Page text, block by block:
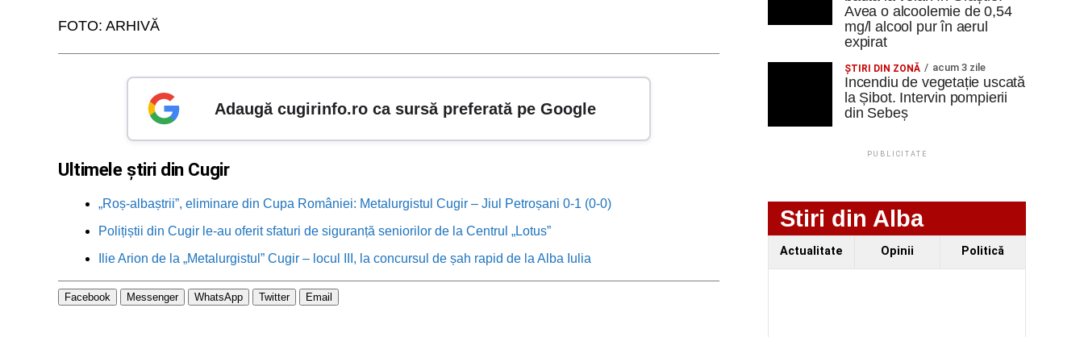
FOTO: ARHIVĂ
Adaugă cugirinfo.ro ca sursă preferată pe Google
Ultimele știri din Cugir
„Roș-albaștrii”, eliminare din Cupa României: Metalurgistul Cugir – Jiul Petroșani 0-1 (0-0)
Polițiștii din Cugir le-au oferit sfaturi de siguranță seniorilor de la Centrul „Lotus”
Ilie Arion de la „Metalurgistul” Cugir – locul III, la concursul de șah rapid de la Alba Iulia
Facebook Messenger WhatsApp Twitter Email
Avea o alcoolemie de 0,54
mg/l alcool pur în aerul
expirat
ŞTIRI DIN ZONĂ acum 3 zile
Incendiu de vegetație uscată
la Șibot. Intervin pompierii
din Sebeș
PUBLICITATE
Stiri din Alba
Actualitate Opinii Politică